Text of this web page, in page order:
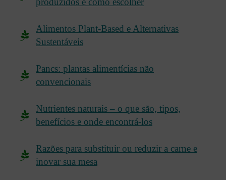
Alimentos Plant-Based e Alternativas
Sustentáveis
Pancs: plantas alimentícias não
convencionais
Nutrientes naturais – o que são, tipos,
benefícios e onde encontrá-los
Razões para substituir ou reduzir a carne e
inovar sua mesa